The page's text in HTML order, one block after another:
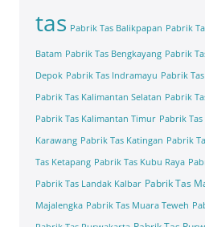
tas Pabrik Tas Balikpapan Pabrik
Batam Pabrik Tas Bengkayang Pabrik
Depok Pabrik Tas Indramayu Pabrik
Pabrik Tas Kalimantan Selatan Pabrik
Pabrik Tas Kalimantan Timur Pabrik Tas
Karawang Pabrik Tas Katingan Pabrik
Tas Ketapang Pabrik Tas Kubu Raya
Pabrik Tas Landak Kalbar Pabrik Tas
Majalengka Pabrik Tas Muara Teweh